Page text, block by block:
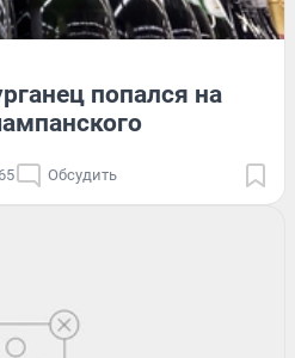
попался на
Обсудить